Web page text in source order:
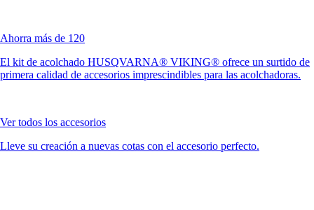
Ahorra más de 120
El kit de acolchado HUSQVARNA® VIKING® ofrece un surtido de
primera calidad de accesorios imprescindibles para las acolchadoras.
Ver todos los accesorios
Lleve su creación a nuevas cotas con el accesorio perfecto.